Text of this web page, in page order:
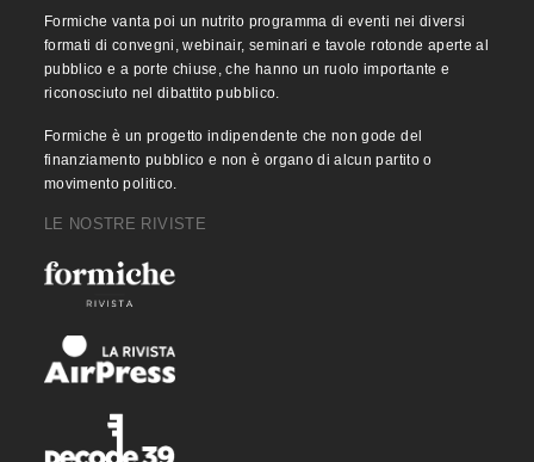
Formiche vanta poi un nutrito programma di eventi nei diversi
formati di convegni, webinair, seminari e tavole rotonde aperte al
pubblico e a porte chiuse, che hanno un ruolo importante e
riconosciuto nel dibattito pubblico.
Formiche è un progetto indipendente che non gode del
finanziamento pubblico e non è organo di alcun partito o
movimento politico.
LE NOSTRE RIVISTE